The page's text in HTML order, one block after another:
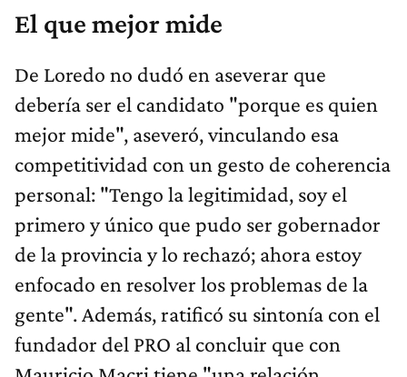
El que mejor mide
De Loredo no dudó en aseverar que
debería ser el candidato "porque es quien
mejor mide", aseveró, vinculando esa
competitividad con un gesto de coherencia
personal: "Tengo la legitimidad, soy el
primero y único que pudo ser gobernador
de la provincia y lo rechazó; ahora estoy
enfocado en resolver los problemas de la
gente". Además, ratificó su sintonía con el
fundador del PRO al concluir que con